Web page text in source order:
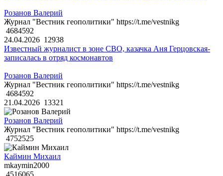
Розанов Валерий
Журнал "Вестник геополитики" https://t.me/vestnikg
4684592
24.04.2026 12938
Известный журналист в зоне СВО, казачка Аня Герцовская-
записалась в отряд космонавтов
Розанов Валерий
Журнал "Вестник геополитики" https://t.me/vestnikg
4684592
21.04.2026 13321
Розанов Валерий
Журнал "Вестник геополитики" https://t.me/vestnikg
4752525
Каймин Михаил
mkaymin2000